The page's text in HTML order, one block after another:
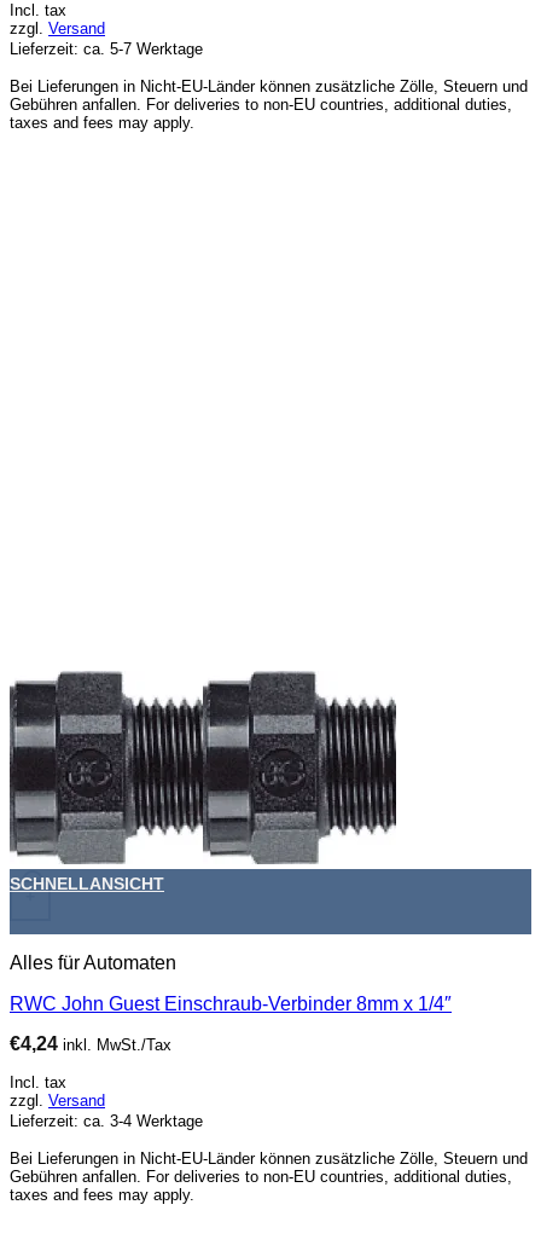
Incl. tax
zzgl. Versand
Lieferzeit: ca. 5-7 Werktage
Bei Lieferungen in Nicht-EU-Länder können zusätzliche Zölle, Steuern und
Gebühren anfallen. For deliveries to non-EU countries, additional duties,
taxes and fees may apply.
+
SCHNELLANSICHT
Alles für Automaten
RWC John Guest Einschraub-Verbinder 8mm x 1/4″
€4,24 inkl. MwSt./Tax
Incl. tax
zzgl. Versand
Lieferzeit: ca. 3-4 Werktage
Bei Lieferungen in Nicht-EU-Länder können zusätzliche Zölle, Steuern und
Gebühren anfallen. For deliveries to non-EU countries, additional duties,
taxes and fees may apply.